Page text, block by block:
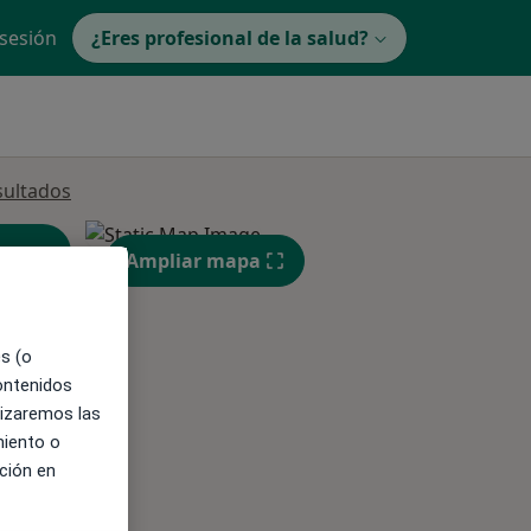
¿Eres profesional de la salud?
Ampliar mapa
(o
las
o
en